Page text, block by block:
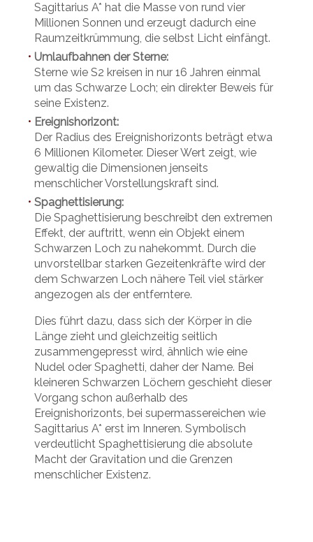
Sagittarius A* hat die Masse von rund vier
Millionen Sonnen und erzeugt dadurch eine
Raumzeitkrümmung, die selbst Licht einfängt.
• Umlaufbahnen der Sterne:
Sterne wie S2 kreisen in nur 16 Jahren einmal
um das Schwarze Loch; ein direkter Beweis für
seine Existenz.
• Ereignishorizont:
Der Radius des Ereignishorizonts beträgt etwa
6 Millionen Kilometer. Dieser Wert zeigt, wie
gewaltig die Dimensionen jenseits
menschlicher Vorstellungskraft sind.
• Spaghettisierung:
Die Spaghettisierung beschreibt den extremen
Effekt, der auftritt, wenn ein Objekt einem
Schwarzen Loch zu nahekommt. Durch die
unvorstellbar starken Gezeitenkräfte wird der
dem Schwarzen Loch nähere Teil viel stärker
angezogen als der entferntere.
Dies führt dazu, dass sich der Körper in die
Länge zieht und gleichzeitig seitlich
zusammengepresst wird, ähnlich wie eine
Nudel oder Spaghetti, daher der Name. Bei
kleineren Schwarzen Löchern geschieht dieser
Vorgang schon außerhalb des
Ereignishorizonts, bei supermassereichen wie
Sagittarius A* erst im Inneren. Symbolisch
verdeutlicht Spaghettisierung die absolute
Macht der Gravitation und die Grenzen
menschlicher Existenz.